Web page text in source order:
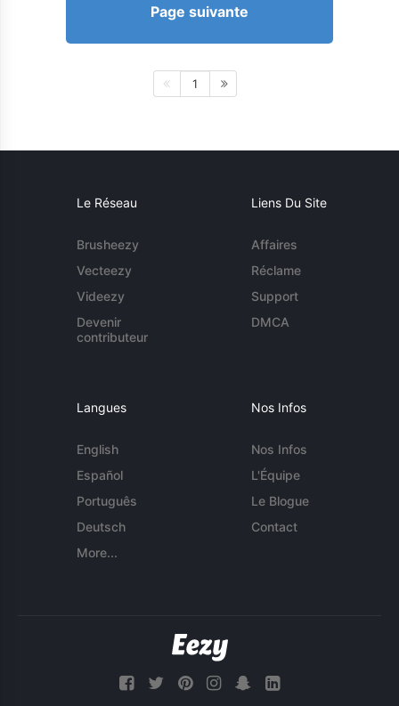
Page suivante
1
Le Réseau
Brusheezy
Vecteezy
Videezy
Devenir
contributeur
Liens Du Site
Affaires
Réclame
Support
DMCA
Langues
English
Español
Português
Deutsch
More...
Nos Infos
Nos Infos
L'Équipe
Le Blogue
Contact